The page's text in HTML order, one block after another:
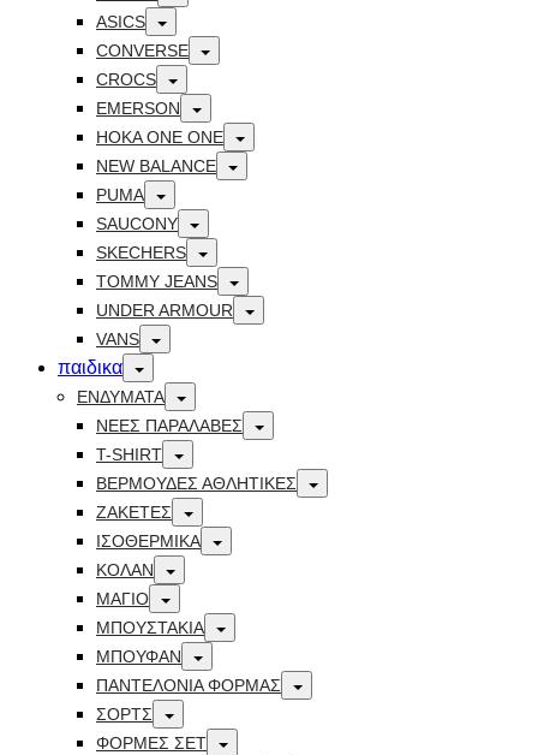
ASICS
Toggle
CONVERSE Toggle
CROCS Toggle
EMERSON Toggle
HOKA ONE ONE Toggle
NEW BALANCE Toggle
PUMA Toggle
SAUCONY Toggle
SKECHERS Toggle
TOMMY JEANS Toggle
UNDER ARMOUR Toggle
VANS Toggle
παιδικα Toggle
ΕΝΔΥΜΑΤΑ Toggle
ΝΕΕΣ ΠΑΡΑΛΑΒΕΣ Toggle
T-SHIRT Toggle
ΒΕΡΜΟΥΔΕΣ ΑΘΛΗΤΙΚΕΣ Toggle
ΖΑΚΕΤΕΣ Toggle
ΙΣΟΘΕΡΜΙΚΑ Toggle
ΚΟΛΑΝ Toggle
ΜΑΓΙΟ Toggle
ΜΠΟΥΣΤΑΚΙΑ Toggle
ΜΠΟΥΦΑΝ Toggle
ΠΑΝΤΕΛΟΝΙΑ ΦΟΡΜΑΣ Toggle
ΣΟΡΤΣ Toggle
ΦΟΡΜΕΣ ΣΕΤ Toggle